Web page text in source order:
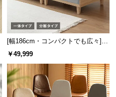
[幅186cm・コンパクトでも広々] 3
人掛けソファベッド リクライニン
￥49,999